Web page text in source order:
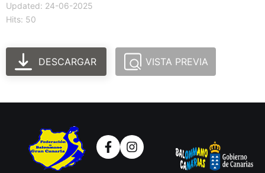
Updated: 24-06-2025
Hits: 50
DESCARGAR VISTA PREVIA